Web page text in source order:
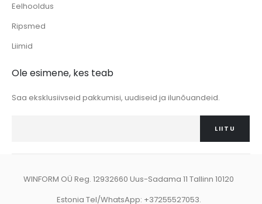
Eelhooldus
Ripsmed
Liimid
Ole esimene, kes teab
Saa eksklusiivseid pakkumisi, uudiseid ja ilunõuandeid.
LIITU
WINFORM OÜ Reg. 12932660 Uus-Sadama 11 Tallinn 10120
Estonia Tel/WhatsApp: +37255527053.